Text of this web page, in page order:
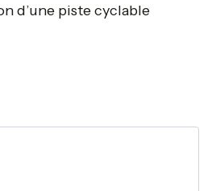
d’une piste cyclable